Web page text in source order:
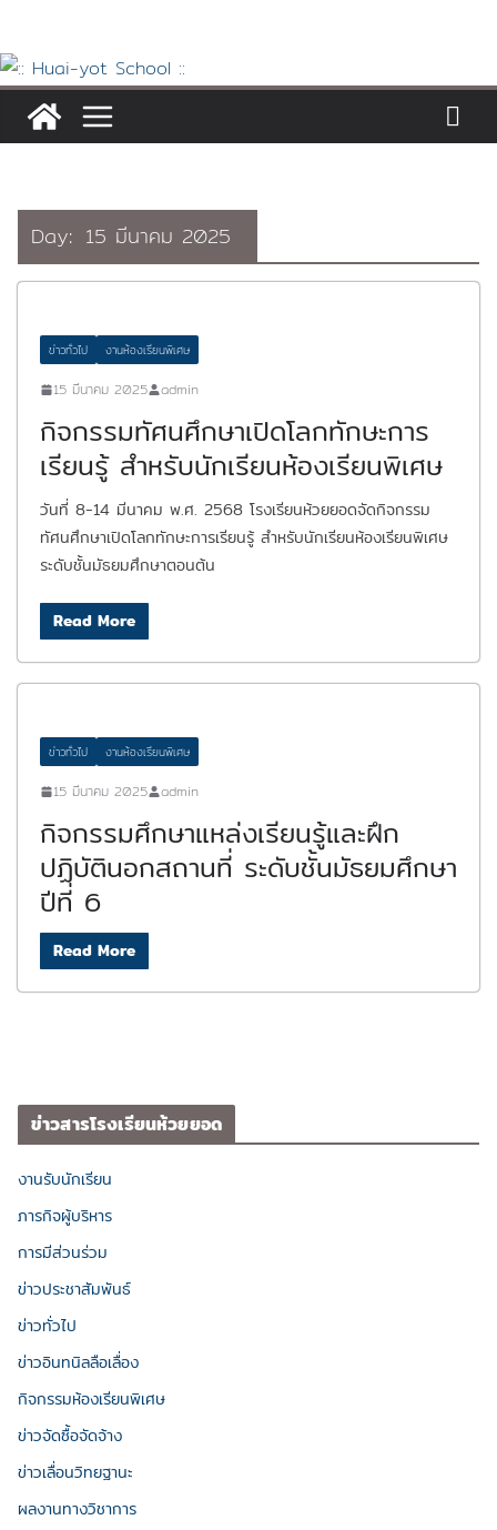
content
Day: 15 มีนาคม 2025
ข่าวทั่วไป งานห้องเรียนพิเศษ
15 มีนาคม 2025 admin
กิจกรรมทัศนศึกษาเปิดโลกทักษะการ
เรียนรู้ สำหรับนักเรียนห้องเรียนพิเศษ
วันที่ 8-14 มีนาคม พ.ศ. 2568 โรงเรียนห้วยยอดจัดกิจกรรม
ทัศนศึกษาเปิดโลกทักษะการเรียนรู้ สำหรับนักเรียนห้องเรียนพิเศษ
ระดับชั้นมัธยมศึกษาตอนต้น
Read More
ข่าวทั่วไป งานห้องเรียนพิเศษ
15 มีนาคม 2025 admin
กิจกรรมศึกษาแหล่งเรียนรู้และฝึก
ปฏิบัตินอกสถานที่ ระดับชั้นมัธยมศึกษา
ปีที่ 6
Read More
ข่าวสารโรงเรียนห้วยยอด
งานรับนักเรียน
ภารกิจผู้บริหาร
การมีส่วนร่วม
ข่าวประชาสัมพันธ์
ข่าวทั่วไป
ข่าวอินทนิลลือเลื่อง
กิจกรรมห้องเรียนพิเศษ
ข่าวจัดซื้อจัดจ้าง
ข่าวเลื่อนวิทยฐานะ
ผลงานทางวิชาการ